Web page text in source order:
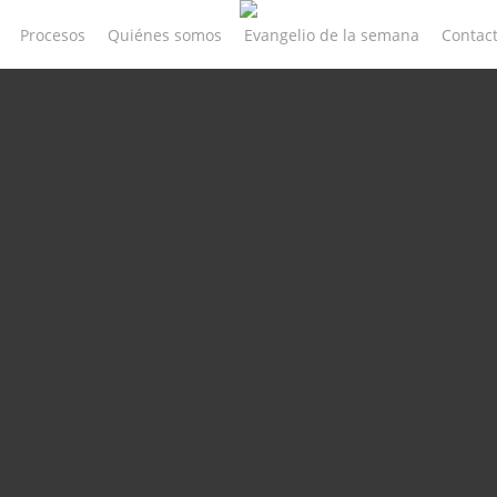
Procesos Quiénes somos Evangelio de la semana